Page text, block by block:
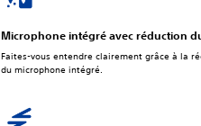
Microphone intégré avec réduction
Faites-vous entendre clairement grâce à la
du microphone intégré.